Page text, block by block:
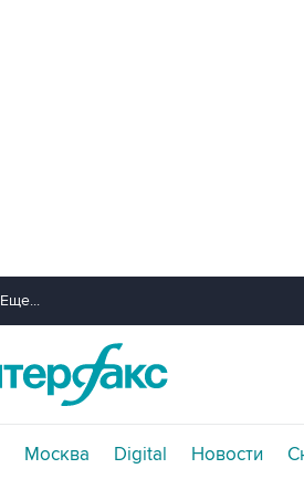
Еще...
Москва Digital Новости